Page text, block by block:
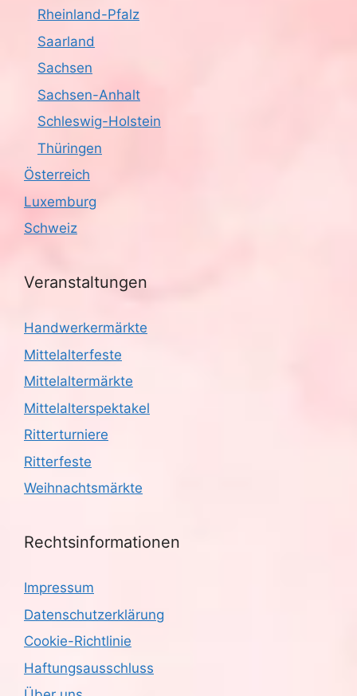
Rheinland-Pfalz
Saarland
Sachsen
Sachsen-Anhalt
Schleswig-Holstein
Thüringen
Österreich
Luxemburg
Schweiz
Veranstaltungen
Handwerkermärkte
Mittelalterfeste
Mittelaltermärkte
Mittelalterspektakel
Ritterturniere
Ritterfeste
Weihnachtsmärkte
Rechtsinformationen
Impressum
Datenschutzerklärung
Cookie-Richtlinie
Haftungsausschluss